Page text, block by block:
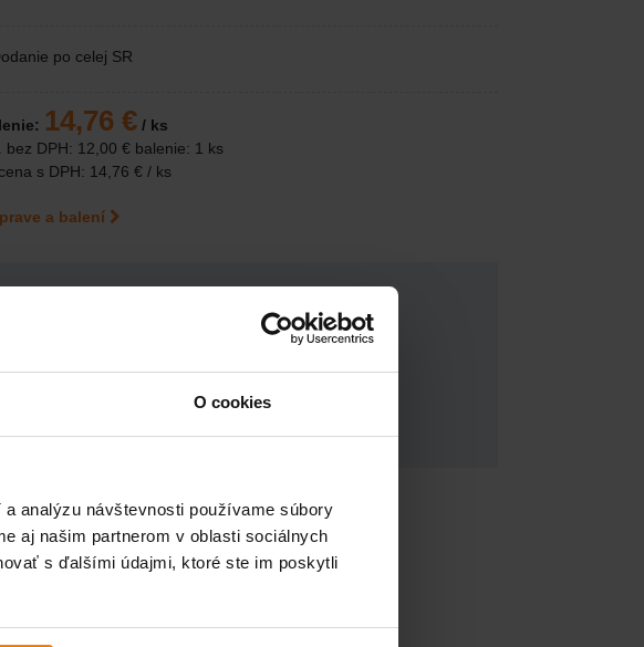
O cookies
analýzu návštevnosti používame súbory
aj našim partnerom v oblasti sociálnych
s ďalšími údajmi, ktoré ste im poskytli
po celej SR
14,76 € / ks
bez DPH: 12,00 € balenie: 1 ks
s DPH: 14,76 € / ks
a balení
poradiť?
DOPYTOVÝ FORMULÁR